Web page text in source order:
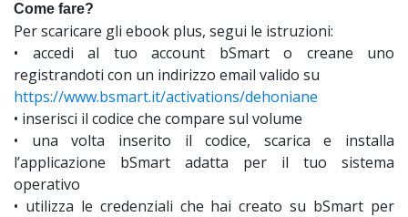
Come fare?
Per scaricare gli ebook plus, segui le istruzioni:
• accedi al tuo account bSmart o creane uno
registrandoti con un indirizzo email valido su
https://www.bsmart.it/activations/dehoniane
• inserisci il codice che compare sul volume
• una volta inserito il codice, scarica e installa
l’applicazione bSmart adatta per il tuo sistema
operativo
• utilizza le credenziali che hai creato su bSmart per